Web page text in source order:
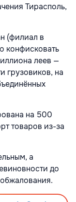
Тирасполь,
(филиал в
конфисковать
леев —
грузовиков, на
на 500
товаров из-за
а
до